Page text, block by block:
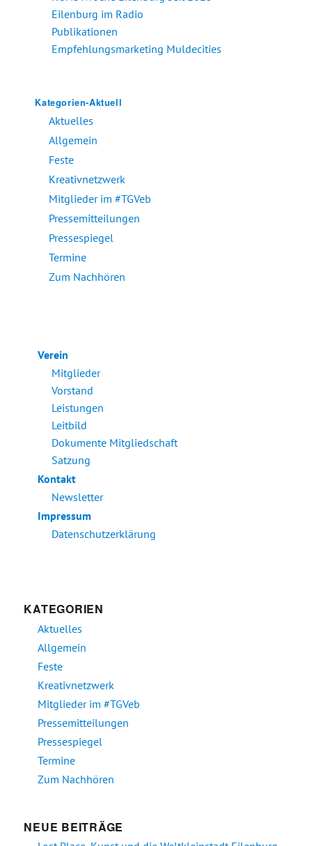
Eilenburg im Radio
Publikationen
Empfehlungsmarketing Muldecities
Kategorien-Aktuell
Aktuelles
Allgemein
Feste
Kreativnetzwerk
Mitglieder im #TGVeb
Pressemitteilungen
Pressespiegel
Termine
Zum Nachhören
Verein
Mitglieder
Vorstand
Leistungen
Leitbild
Dokumente Mitgliedschaft
Satzung
Kontakt
Newsletter
Impressum
Datenschutzerklärung
KATEGORIEN
Aktuelles
Allgemein
Feste
Kreativnetzwerk
Mitglieder im #TGVeb
Pressemitteilungen
Pressespiegel
Termine
Zum Nachhören
NEUE BEITRÄGE